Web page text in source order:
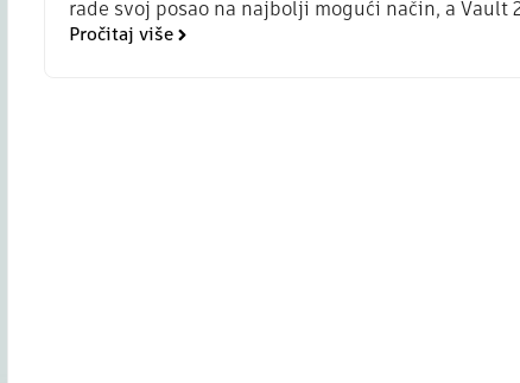
rade svoj posao na najbolji mogući način, a Vault
Pročitaj više